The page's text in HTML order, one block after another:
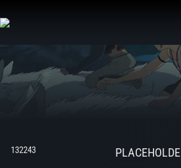
au
132243